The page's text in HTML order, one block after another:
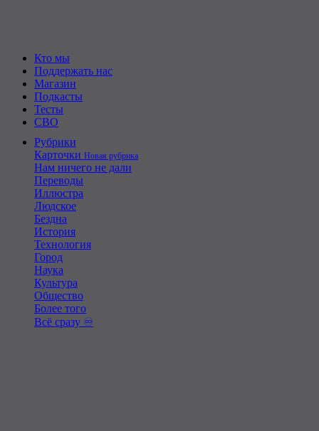
Кто мы
Поддержать нас
Магазин
Подкасты
Тесты
СВО
Рубрики
Карточки Новая рубрика
Нам ничего не дали
Переводы
Иллюстра
Людское
Бездна
История
Технология
Город
Наука
Культура
Общество
Более того
Всё сразу ♾️